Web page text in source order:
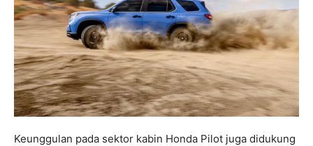
Keunggulan pada sektor kabin Honda Pilot juga didukung